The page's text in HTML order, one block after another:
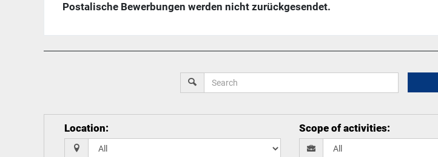
Postalische Bewerbungen werden nicht zurückgesendet.
Location: Scope of activities: